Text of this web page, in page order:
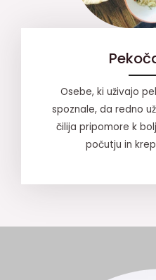
Osebe, ki uživajo
spoznale, da redno
čilija pripomore k
počutju in